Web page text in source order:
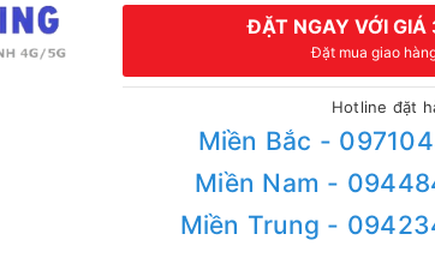
ĐẶT NGAY VỚI GIÁ
Đặt mua giao
Hotline đặt
Miền Bắc -
Miền Nam -
Miền Trung -